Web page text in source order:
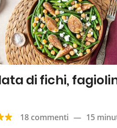
di fichi,
18 commenti — 15